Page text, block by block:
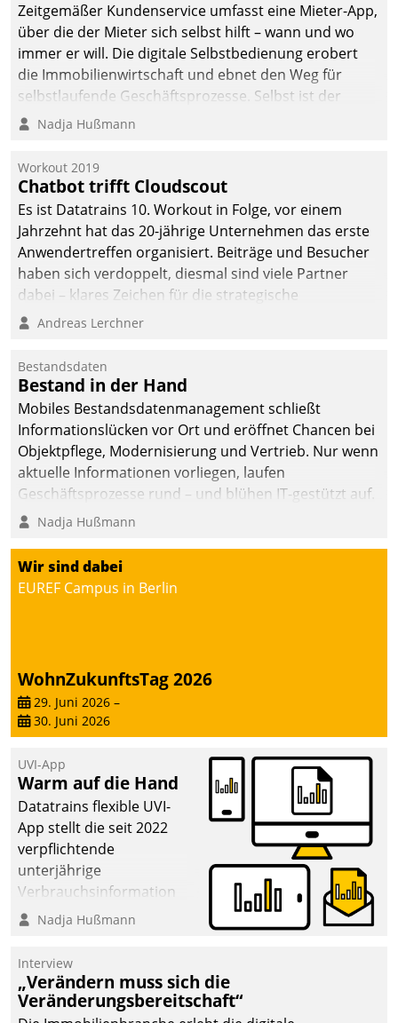
Zeitgemäßer Kundenservice umfasst eine Mieter-App,
über die der Mieter sich selbst hilft – wann und wo
immer er will. Die digitale Selbstbedienung erobert
die Immobilienwirtschaft und ebnet den Weg für
selbstlaufende Geschäftsprozesse. Selbst ist der
Kunde und smart der Serviceanbieter.
Nadja Hußmann
Workout 2019
Chatbot trifft Cloudscout
Es ist Datatrains 10. Workout in Folge, vor einem
Jahrzehnt hat das 20-jährige Unternehmen das erste
Anwendertreffen organisiert. Beiträge und Besucher
haben sich verdoppelt, diesmal sind viele Partner
dabei – klares Zeichen für die strategische
Fokussierung auf den Kunden.
Andreas Lerchner
Bestandsdaten
Bestand in der Hand
Mobiles Bestandsdatenmanagement schließt
Informationslücken vor Ort und eröffnet Chancen bei
Objektpflege, Modernisierung und Vertrieb. Nur wenn
aktuelle Informationen vorliegen, laufen
Geschäftsprozesse rund – und blühen IT-gestützt auf.
Nadja Hußmann
Wir sind dabei
EUREF Campus in Berlin
WohnZukunftsTag 2026
29. Juni 2026 –
30. Juni 2026
UVI-App
Warm auf die Hand
Datatrains flexible UVI-
App stellt die seit 2022
verpflichtende
unterjährige
Verbrauchsinformation
schnell, zuverlässig und
Die monatlichen
Mitteilungen zum
Heizungs- und
Nadja Hußmann
Interview
„Verändern muss sich die
Veränderungsbereitschaft“